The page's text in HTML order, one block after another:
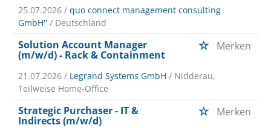
25.07.2026 / quo connect management consulting
GmbH'' / Deutschland
Solution Account Manager
(m/w/d) - Rack & Containment
Merken
21.07.2026 / Legrand Systems GmbH / Nidderau,
Teilweise Home-Office
Strategic Purchaser - IT &
Indirects (m/w/d)
Merken